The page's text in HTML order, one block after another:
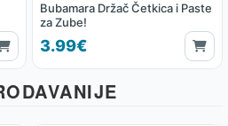
Bubamara Držač Četkica i Paste
za Zube!
3.99€